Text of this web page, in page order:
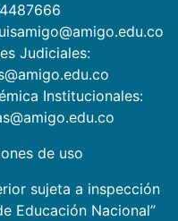
Judiciales:
Institucionales:
de uso
sujeta a inspección
Educación Nacional”